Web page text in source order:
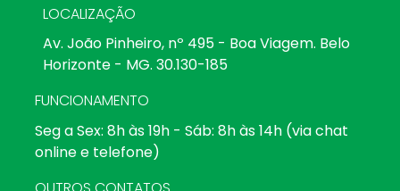
LOCALIZAÇÃO
Av. João Pinheiro, nº 495 - Boa Viagem. Belo
Horizonte - MG. 30.130-185
FUNCIONAMENTO
Seg a Sex: 8h às 19h - Sáb: 8h às 14h (via chat
online e telefone)